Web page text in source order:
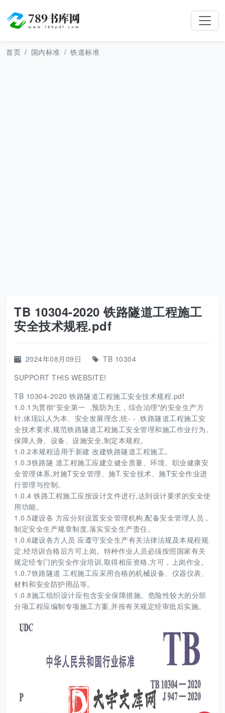
首页 国内标准 铁道标准
TB 10304-2020 铁路隧道工程施工
安全技术规程.pdf
2024年08月09日
TB 10304
SUPPORT THIS WEBSITE!
TB 10304-2020 铁路隧道工程施工安全技术规程.pdf
1.0.1为贯彻“安全第一 ,预防为主，综合治理"的安全生产方
针,体现以人为本、安全发展理念,统- - .铁路隧道工程施工安
全技术要求,规范铁路隧道工程施工安全管理和施工作业行为,
保障人身、设备、设施安全,制定本规程。
1.0.2本规程适用于新建 改建铁路隧道工程施工。
1.0.3铁路隧 道工程施工应建立健全质量、环境、职业健康安
全管理体系,对施T安全管理、施T.安全技术、施T安全作业进
行管理与控制。
1.0.4 铁路工程施工应按设计文件进行,达到设计要求的安全使
用功能。
1.0.5建设各 方应分别设置安全管理机构,配备安全管理人员，
制定安全生产规章制度,落实安全生产责任。
1.0.6建设各方人员 应遵守安全生产有关法律法规及本规程规
定,经培训合格后方可上岗。特种作业人员必须按照国家有关
规定经专门的安全作业培训,取得相应资格,方可，上岗作业。
1.0.7铁路隧道 工程施工应采用合格的机械设备、仪器仪表、
材料和安全防护用品等。
1.0.8施工组织设计应包含安全保障措施。危险性较大的分部
分项工程应编制专项施工方案,并按有关规定经审批后实施。